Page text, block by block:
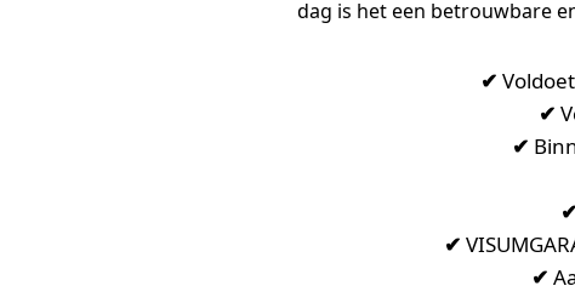
dag is het een betrouwbare
✔
✔
✔
✔
✔
✔